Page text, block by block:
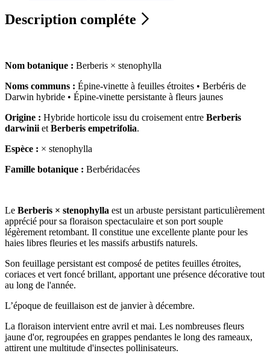
Description compléte
Nom botanique : Berberis × stenophylla
Noms communs : Épine-vinette à feuilles étroites • Berbéris de
Darwin hybride • Épine-vinette persistante à fleurs jaunes
Origine : Hybride horticole issu du croisement entre Berberis
darwinii et Berberis empetrifolia.
Espèce : × stenophylla
Famille botanique : Berbéridacées
Le Berberis × stenophylla est un arbuste persistant particulièrement
apprécié pour sa floraison spectaculaire et son port souple
légèrement retombant. Il constitue une excellente plante pour les
haies libres fleuries et les massifs arbustifs naturels.
Son feuillage persistant est composé de petites feuilles étroites,
coriaces et vert foncé brillant, apportant une présence décorative tout
au long de l'année.
L’époque de feuillaison est de janvier à décembre.
La floraison intervient entre avril et mai. Les nombreuses fleurs
jaune d'or, regroupées en grappes pendantes le long des rameaux,
attirent une multitude d'insectes pollinisateurs.